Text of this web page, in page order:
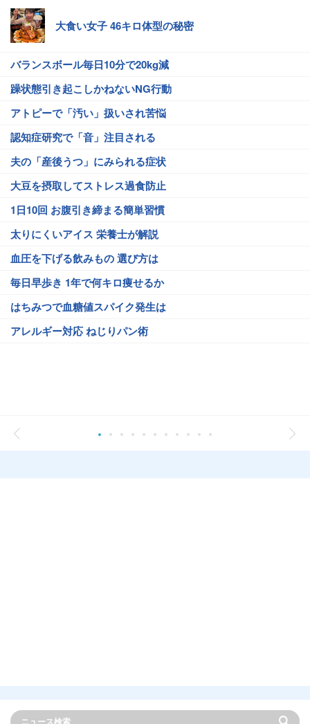
大食い女子 46キロ体型の秘密
バランスボール毎日10分で20kg減
躁状態引き起こしかねないNG行動
アトピーで「汚い」扱いされ苦悩
認知症研究で「音」注目される
夫の「産後うつ」にみられる症状
大豆を摂取してストレス過食防止
1日10回 お腹引き締まる簡単習慣
太りにくいアイス 栄養士が解説
血圧を下げる飲みもの 選び方は
毎日早歩き 1年で何キロ痩せるか
はちみつで血糖値スパイク発生は
アレルギー対応 ねじりパン術